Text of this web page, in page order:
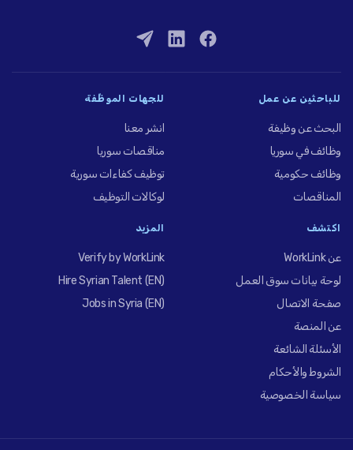
للباحثين عن عمل
البحث عن وظيفة
وظائف في سوريا
وظائف حكومية
المناقصات
للجهات الموظِّفة
انشر معنا
مناقصات سوريا
توظيف كفاءات سورية
لوكالات التوظيف
اكتشف
عن WorkLink
لوحة بيانات سوق العمل
صفحة الاتصال
عن المنصة
الأسئلة الشائعة
الشروط والأحكام
سياسة الخصوصية
المزيد
Verify by WorkLink
Hire Syrian Talent (EN)
Jobs in Syria (EN)